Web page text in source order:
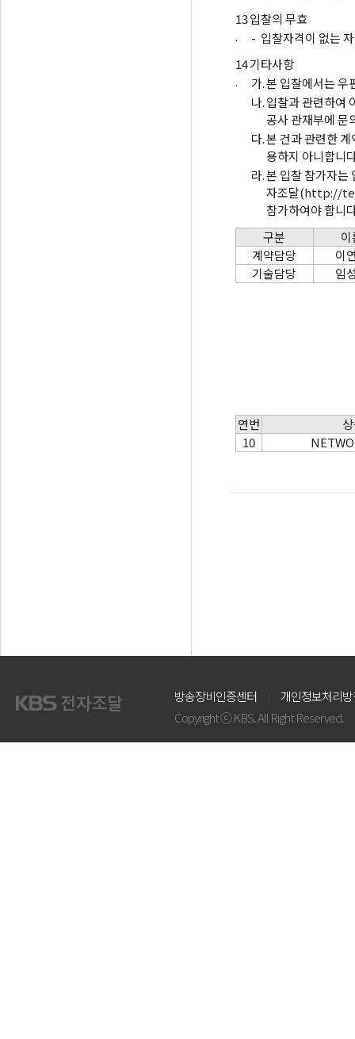
13
.
입찰의 무효
- 입찰자격이 없는
14
.
기타사항
가.본 입찰에서는 우
나.입찰과 관련하여
공사 관재부에 문
다.본 건과 관련한
용하지 아니합니
라.본 입찰 참가자는
자조달(http://
참가하여야 합니
구분
계약담당
이
기술담당
임
연번
10
방송장비인증센터
개인정보처리
Copyright ⓒ KBS. All Right Reserved.